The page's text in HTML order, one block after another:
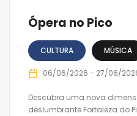
Ópera no Pico
CULTURA MÚSICA
06/06/2026 - 27/06/
Descubra uma nova
deslumbrante Fortaleza do